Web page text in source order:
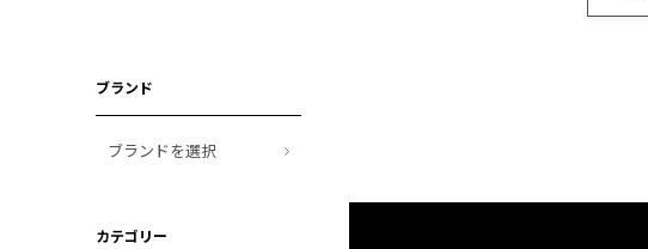
ブランド
ブランドを選択
カテゴリー